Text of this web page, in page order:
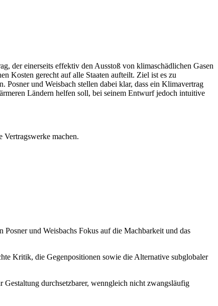
der einerseits effektiv den Ausstoß von klimaschädlichen Gasen
Kosten gerecht auf alle Staaten aufteilt. Ziel ist es zu
und Weisbach stellen dabei klar, dass ein Klimavertrag
Ländern helfen soll, bei seinem Entwurf jedoch intuitive
machen.
und Weisbachs Fokus auf die Machbarkeit und das
Kritik, die Gegenpositionen sowie die Alternative subglobaler
Gestaltung durchsetzbarer, wenngleich nicht zwangsläufig